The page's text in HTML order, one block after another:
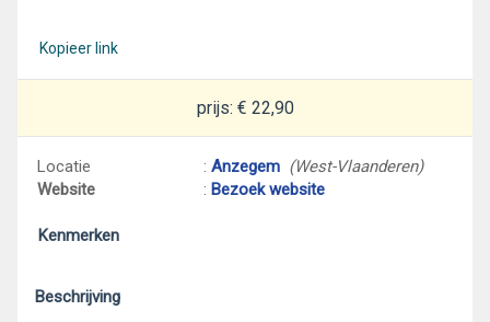
Kopieer link
prijs: € 22,90
Locatie : Anzegem (West-Vlaanderen)
Website
: Bezoek website
Kenmerken
Beschrijving